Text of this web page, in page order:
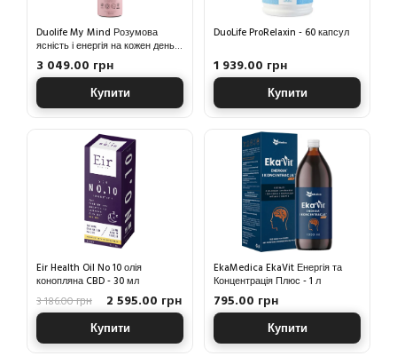
Duolife My Mind Розумова
ясність і енергія на кожен день -
750 мл
3 049.00 грн
Купити
DuoLife ProRelaxin - 60 капсул
1 939.00 грн
Купити
Eir Health Oil No 10 олія
конопляна CBD - 30 мл
3 186.00 грн 2 595.00 грн
Купити
EkaMedica EkaVit Енергія та
Концентрація Плюс - 1 л
795.00 грн
Купити